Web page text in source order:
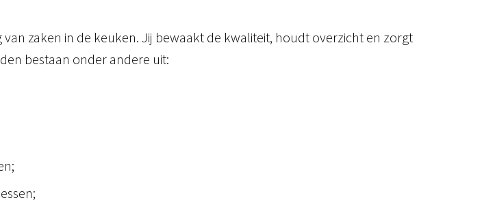
zaken in de keuken. Jij bewaakt de kwaliteit, houdt overzicht en zorgt
bestaan onder andere uit: